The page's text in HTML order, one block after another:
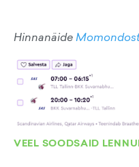
Hinnanäide
VEEL SOODSAID